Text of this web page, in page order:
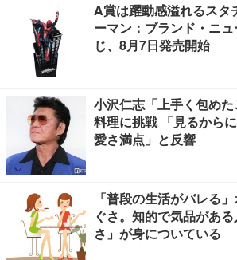
A賞は躍動感溢れるスタ
ーマン：ブランド・ニ
じ、8月7日発売開始
小沢仁志「上手く包め
料理に挑戦 「見るから
愛さ満点」と反響
「普段の生活がバレる
ぐさ。知的で気品があ
さ」が身についている